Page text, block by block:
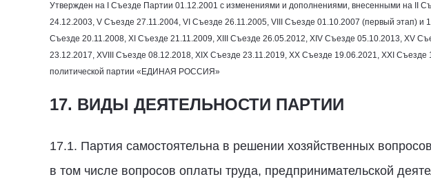
Утвержден на I Съезде Партии 01.12.2001 с изменениями и дополнениями, внесенными на II
24.12.2003, V Съезде 27.11.2004, VI Съезде 26.11.2005, VIII Съезде 01.10.2007 (первый этап) и
Съезде 20.11.2008, ХI Съезде 21.11.2009, ХIII Съезде 26.05.2012, ХIV Съезде 05.10.2013, ХV
23.12.2017, XVIII Съезде 08.12.2018, XIX Съезде 23.11.2019, XX Съезде 19.06.2021, XXI Съезде
политической партии «ЕДИНАЯ РОССИЯ»
17. ВИДЫ ДЕЯТЕЛЬНОСТИ ПАРТИИ
17.1. Партия самостоятельна в решении хозяйственных
в том числе вопросов оплаты труда, предпринимательской